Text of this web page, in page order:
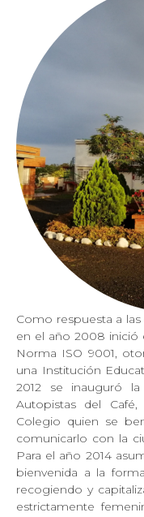
Como respuesta a
en el año 2008 inició
Norma ISO 9001,
una Institución
2012 se inauguró
Autopistas del
Colegio quien se
comunicarlo con la
Para el año 2014
bienvenida a la
recogiendo y
estrictamente